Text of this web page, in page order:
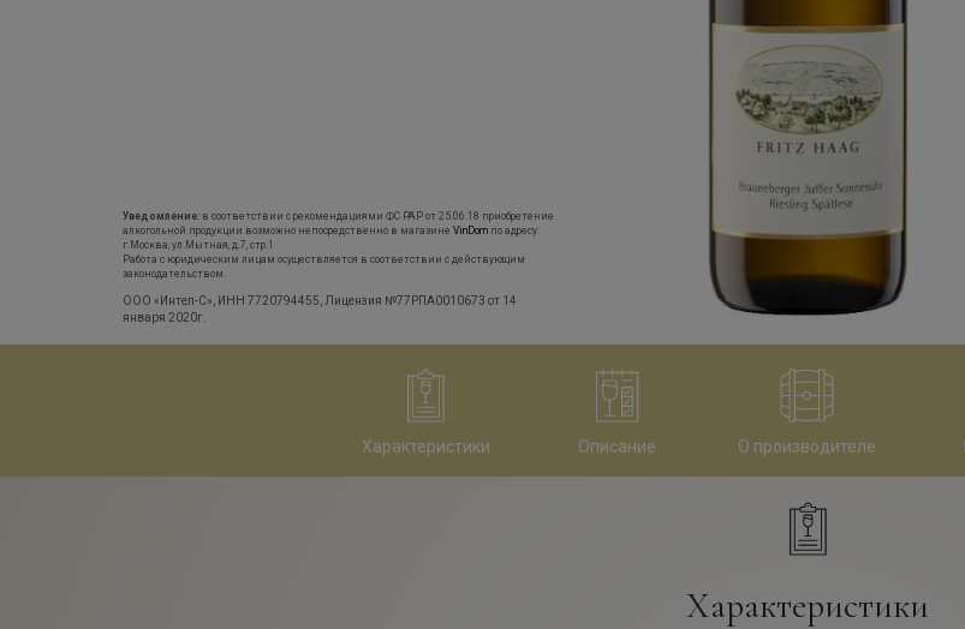
Уведомление: в соответствии с рекомендациями ФС РАР от 25.06.18 приобретение
алкогольной продукции возможно непосредственно в магазине VinDom по адресу:
г.Москва, ул.Мытная, д.7, стр.1
Работа с юридическим лицам осуществляется в соответствии с действующим
законодательством.
ООО «Интел-С», ИНН 7720794455, Лицензия №77РПА0010673 от 14
января 2020г.
Характеристики Описание О производителе
Характеристики